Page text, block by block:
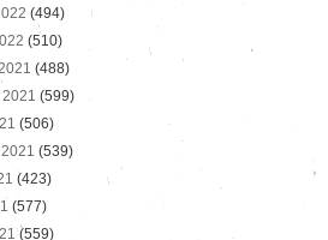
(494)
(510)
(488)
(599)
(506)
(539)
(423)
(577)
(559)